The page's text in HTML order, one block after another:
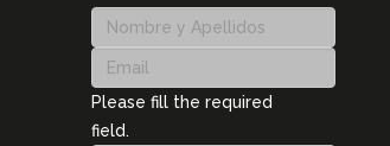
Please fill the required
field.